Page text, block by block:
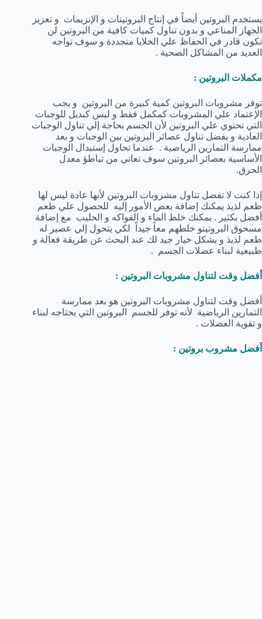
يستخدم البروتين أيضاً في إنتاج البروتينات و الإنزيمات و تعزيز
الجهاز المناعي و بدون تناول كميات كافية من البروتين لن
تكون قادر في الحفاظ علي الخلايا متجددة و سوف تواجه
العديد من المشاكل الصحية .
مكملات البروتين :
توفر مشروبات البروتين كمية كبيرة من البروتين و يجب
الإعتماد علي المشروبات كمكمل فقط و ليس كبديل للوجبات
التي تحتوي علي البروتين لأن الجسم بحاجة إلي تناول الوجبات
العادية و يفضل تناول عصائر البروتين بين الوجبات و بعد
ممارسة التمارين الرياضية . عندما تحاول إستبدال الوجبات
الأساسية بعصائر البروتين سوف تعاني من تباطؤ معدل
الحرق.
إذا كنت لا تفضل تناول مشروبات البروتين لأنها عادة ليس لها
طعم لذيذ يمكنك إضافة بعض الأمور إليه للحصول علي طعم
أفضل بكثير . يمكنك خلط الماء و الفواكه و الحليب مع إضافة
مسحوق البروتينو خلطهم معاً جيداً لكي يتحول إلي عصير له
طعم لذيذ و يشكل خيار جيد لك عند البحث عن طريقة فعالة و
طبيعية لبناء عضلات الجسم .
أفضل وقت لتناول مشروبات البروتين :
أفضل وقت لتناول مشروبات البروتين هو بعد ممارسة
التمارين الرياضية لأنه توفر للجسم البروتين التي يحتاجه لبناء
و تقوية العضلات .
أفضل مشروب بروتين :